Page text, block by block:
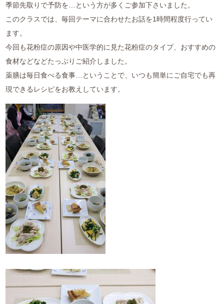
1day体験コース
和の薬膳®クラス
山内メソッドセミナー
特別講座
ご利用案内
アクセス
よくある質問
お仕事のご依頼
資料請求・お問合せ
会社情報
薬膳を知る
和の薬膳レシピ
季節先取りで予防を…という方が多くご参加下さいました。
このクラスでは、毎回テーマに合わせたお話を1時間程度行ってい
ます。
今回も花粉症の原因や中医学的に見た花粉症のタイプ、おすすめの
食材などなどたっぷりご紹介しました。
薬膳は毎日食べる食事…ということで、いつも簡単にご自宅でも再
現できるレシピをお教えしています。